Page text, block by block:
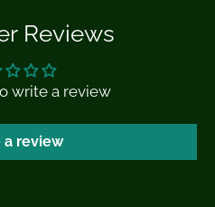
Reviews
write a review
a review